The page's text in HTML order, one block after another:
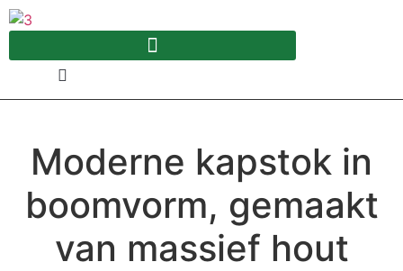
Ga
naar
Moderne kapstok in
boomvorm, gemaakt
van massief hout